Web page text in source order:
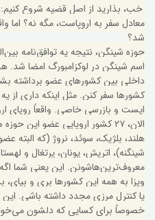
خب، بذارید از اصل قضیه شروع
معادل سفر به اروپاست، مگه نه؟ اما
شد؟
اسم شینگن در لوکزامبورگ امضا شد.
داخلی بین کشورهای عضو برداشته
کشورها سفر کنن. مثل اینکه داری از
ایست و بازرسی خاصی. واقعاً رویای
الان، ۲۷ کشور اروپایی عضو این
هلند، بلژیک، سوئد، نروژ (که البته
شینگنه)، اتریش، یونان، پرتغال و
معروف‌ترین‌هاشونن. این یعنی شما
ویزا به همه این کشورها بری و بیای،
یا کنترل مرزی مجدد داشته باشی.
خصوصاً برای کسایی که دلشون